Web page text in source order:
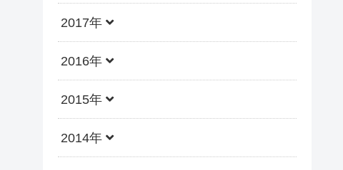
2017年
2016年
2015年
2014年